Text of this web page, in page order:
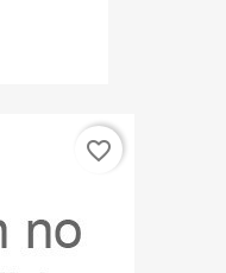
favorite_border